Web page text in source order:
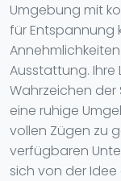
Umgebung mit
für Entspannung
Ausstattung.
Wahrzeichen
eine ruhige
vollen Zügen zu
verfügbaren
sich von der